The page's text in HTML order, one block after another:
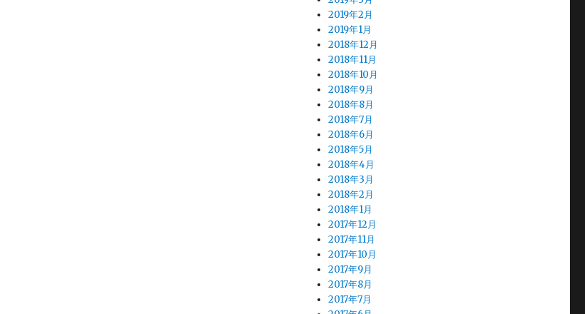
2019年2月
2019年1月
2018年12月
2018年11月
2018年10月
2018年9月
2018年8月
2018年7月
2018年6月
2018年5月
2018年4月
2018年3月
2018年2月
2018年1月
2017年12月
2017年11月
2017年10月
2017年9月
2017年8月
2017年7月